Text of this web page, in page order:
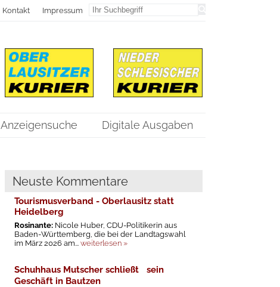
Kontakt Impressum
Anzeigensuche Digitale Ausgaben
Neuste Kommentare
Tourismusverband - Oberlausitz statt
Heidelberg
Rosinante: Nicole Huber, CDU-Politikerin aus
Baden-Württemberg, die bei der Landtagswahl
im März 2026 am...weiterlesen »
Schuhhaus Mutscher schließt sein
Geschäft in Bautzen